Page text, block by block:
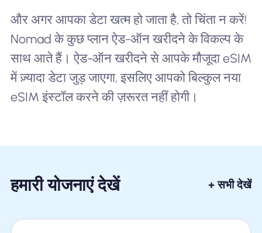
और अगर आपका डेटा खत्म हो जाता है, तो चिंता न करें!
Nomad के कुछ प्लान ऐड-ऑन खरीदने के विकल्प के
साथ आते हैं। ऐड-ऑन खरीदने से आपके मौजूदा eSIM
में ज़्यादा डेटा जुड़ जाएगा, इसलिए आपको बिल्कुल नया
eSIM इंस्टॉल करने की ज़रूरत नहीं होगी।
हमारी योजनाएं देखें + सभी देखें